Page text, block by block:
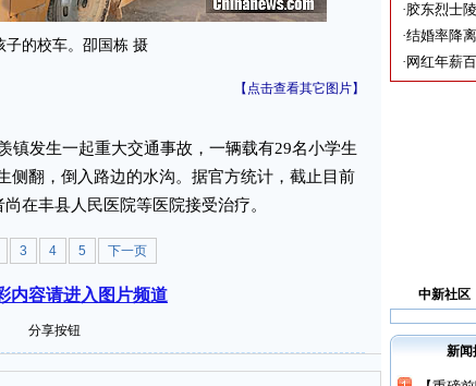
子的校车。卲国栋 摄
【点击查看其它图片】
发生一起重大交通事故，一辆载有29名小学生
侧翻，倒入路边的水沟。据官方统计，截止目前
在丰县人民医院等医院接受治疗。
3 4 5 下一页
内容请进入图片频道
分享按钮
·胶东烈士
·结婚率降
· 网红年薪
中新社区
新闻